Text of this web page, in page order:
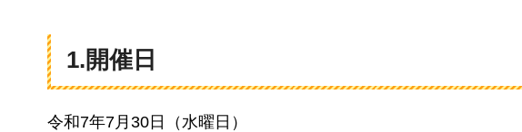
1.開催日
令和7年7月30日（水曜日）